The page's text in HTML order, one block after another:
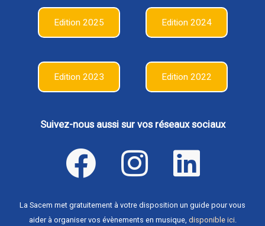
Edition 2025 Edition 2024
Edition 2023 Edition 2022
Suivez-nous aussi sur vos réseaux sociaux
La Sacem met gratuitement à votre disposition un guide pour vous
aider à organiser vos évènements en musique, disponible ici.